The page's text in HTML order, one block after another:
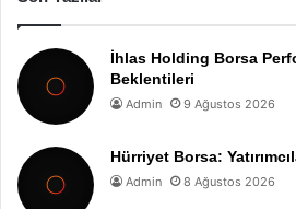
İhlas Holding Borsa
Beklentileri
Admin 9 Ağustos 2026
Hürriyet Borsa:
Admin 8 Ağustos 2026